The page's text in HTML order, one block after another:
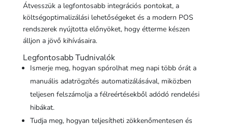
Átvesszük a legfontosabb integrációs pontokat, a
költségoptimalizálási lehetőségeket és a modern POS
rendszerek nyújtotta előnyöket, hogy étterme készen
álljon a jövő kihívásaira.
Legfontosabb Tudnivalók
Ismerje meg, hogyan spórolhat meg napi több órát a
manuális adatrögzítés automatizálásával, miközben
teljesen felszámolja a félreértésekből adódó rendelési
hibákat.
Tudja meg, hogyan teljesítheti zökkenőmentesen és